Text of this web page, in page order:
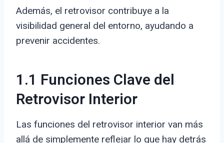
Además, el retrovisor contribuye a la
visibilidad general del entorno, ayudando a
prevenir accidentes.
1.1 Funciones Clave del
Retrovisor Interior
Las funciones del retrovisor interior van más
allá de simplemente reflejar lo que hay detrás